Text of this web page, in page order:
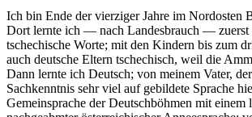
Ich bin Ende der vierziger Jahre im Nordosten
Dort lernte ich — nach Landesbrauch — zuerst
tschechische Worte; mit den Kindern bis zum
auch deutsche Eltern tschechisch, weil die
Dann lernte ich Deutsch; von meinem Vater,
Sachkenntnis sehr viel auf gebildete Sprache
Gemeinsprache der Deutschböhmen mit einem